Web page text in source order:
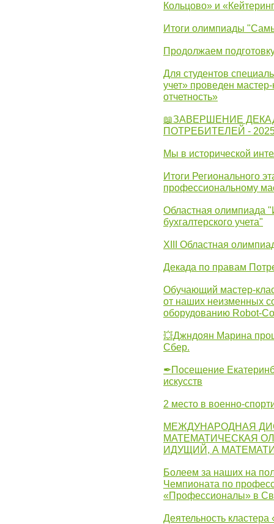
Кольцово» и
Итоги олимпиады
Продолжаем
Для студентов
учет» проведен
отчетность»
📖ЗАВЕРШЕНИЕ
ПОТРЕБИТЕЛЕЙ -
Мы в исторической
Итоги Регионального
профессиональному
Областная олимпиада
бухгалтерского учета"
XIII Областная
Декада по правам
Обучающий мастер-
от наших неизменных
оборудованию Robot-
💥Джндоян Марина
Сбер.
✒Посещение
искусств
2 место в военно-
МЕЖДУНАРОДНАЯ
МАТЕМАТИЧЕСКАЯ
ИДУЩИЙ, А
Болеем за наших на
Чемпионата по
«Профессионалы» в
Деятельность